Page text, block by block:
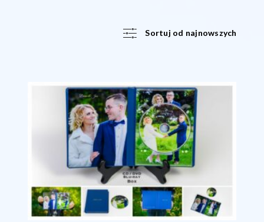
Sortuj od najnowszych